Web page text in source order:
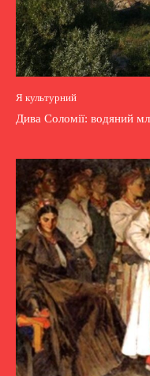
Я культурний
Дива Соломії: водяний